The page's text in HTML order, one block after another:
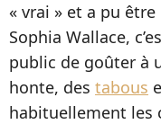
« vrai » et a pu
Sophia Wallace,
public de goûter à
honte, des tabous
habituellement les